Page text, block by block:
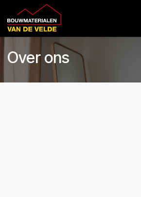
Overslaan naar inhoud
Over ons